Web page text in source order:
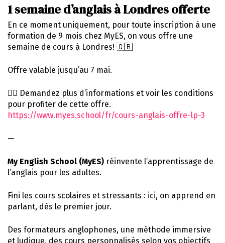
1 semaine d’anglais à Londres offerte
En ce moment uniquement, pour toute inscription à une
formation de 9 mois chez MyES, on vous offre une
semaine de cours à Londres! 🇬🇧
Offre valable jusqu’au 7 mai.
👇🏻 Demandez plus d’informations et voir les conditions
pour profiter de cette offre.
https://www.myes.school/fr/cours-anglais-offre-lp-3
—
My English School (MyES) réinvente l’apprentissage de
l’anglais pour les adultes.
Fini les cours scolaires et stressants : ici, on apprend en
parlant, dès le premier jour.
Des formateurs anglophones, une méthode immersive
et ludique, des cours personnalisés selon vos objectifs